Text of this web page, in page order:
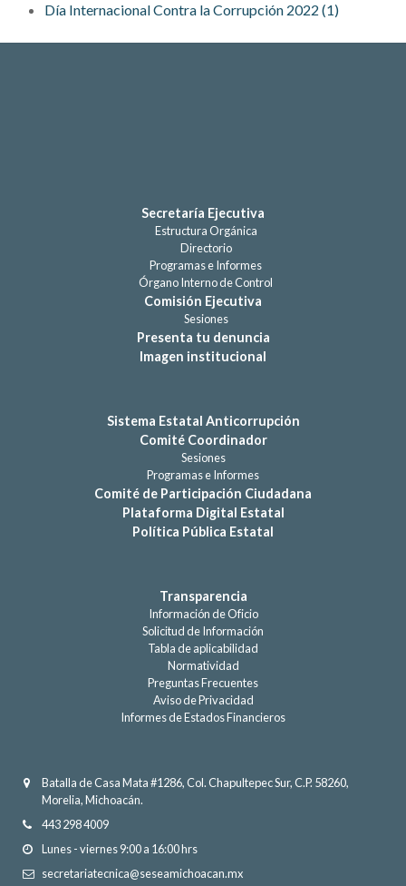
Día Internacional Contra la Corrupción 2022 (1)
Secretaría Ejecutiva
Estructura Orgánica
Directorio
Programas e Informes
Órgano Interno de Control
Comisión Ejecutiva
Sesiones
Presenta tu denuncia
Imagen institucional
Sistema Estatal Anticorrupción
Comité Coordinador
Sesiones
Programas e Informes
Comité de Participación Ciudadana
Plataforma Digital Estatal
Política Pública Estatal
Transparencia
Información de Oficio
Solicitud de Información
Tabla de aplicabilidad
Normatividad
Preguntas Frecuentes
Aviso de Privacidad
Informes de Estados Financieros
Batalla de Casa Mata #1286, Col. Chapultepec Sur, C.P. 58260,
Morelia, Michoacán.
443 298 4009
Lunes - viernes 9:00 a 16:00 hrs
secretariatecnica@seseamichoacan.mx